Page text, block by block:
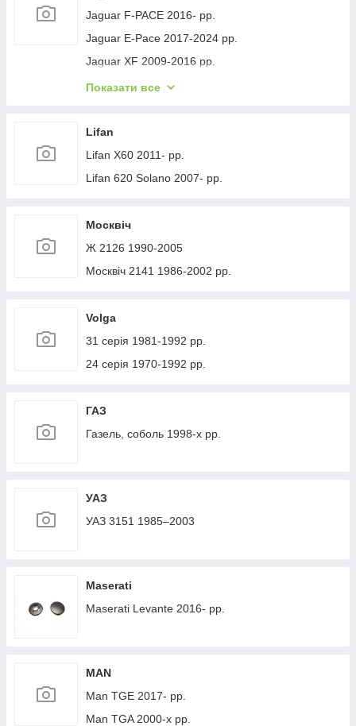
Jaguar F-PACE 2016- рр.
Jaguar E-Pace 2017-2024 рр.
Jaguar XF 2009-2016 рр.
Jaguar XF 2016- рр.
Jaguar XJ 2010-хв.
Показати все
Lifan
Lifan X60 2011- рр.
Lifan 620 Solano 2007- рр.
Москвіч
Ж 2126 1990-2005
Москвіч 2141 1986-2002 рр.
Volga
31 серія 1981-1992 рр.
24 серія 1970-1992 рр.
ГАЗ
Газель, соболь 1998-х рр.
УАЗ
УАЗ 3151 1985–2003
Maserati
Maserati Levante 2016- рр.
MAN
Man TGE 2017- рр.
Man TGA 2000-х рр.